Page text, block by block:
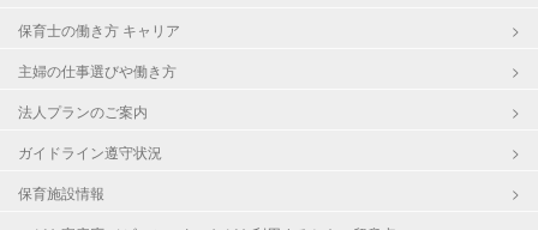
保育士の働き方 キャリア
主婦の仕事選びや働き方
法人プランのご案内
ガイドライン遵守状況
保育施設情報